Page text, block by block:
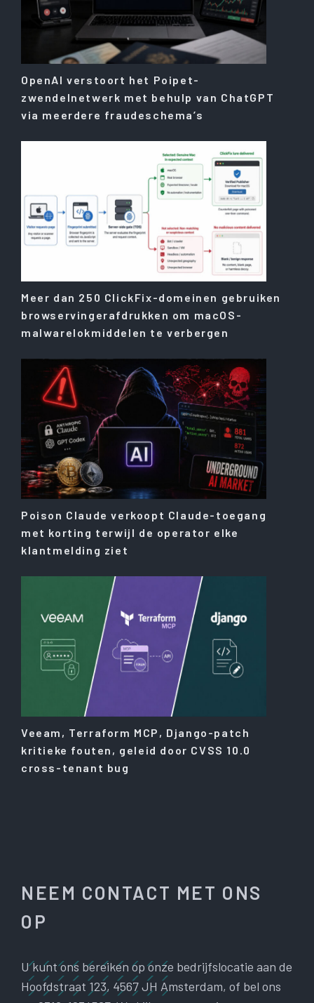
OpenAI verstoort het Poipet-
zwendelnetwerk met behulp van ChatGPT
via meerdere fraudeschema’s
Meer dan 250 ClickFix-domeinen gebruiken
browservingerafdrukken om macOS-
malwarelokmiddelen te verbergen
Poison Claude verkoopt Claude-toegang
met korting terwijl de operator elke
klantmelding ziet
Veeam, Terraform MCP, Django-patch
kritieke fouten, geleid door CVSS 10.0
cross-tenant bug
NEEM CONTACT MET ONS
OP
U kunt ons bereiken op onze bedrijfslocatie aan de
Hoofdstraat 123, 4567 JH Amsterdam, of bel ons